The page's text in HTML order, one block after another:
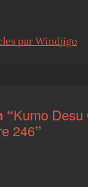
par Windjigo
“Kumo Desu
246”